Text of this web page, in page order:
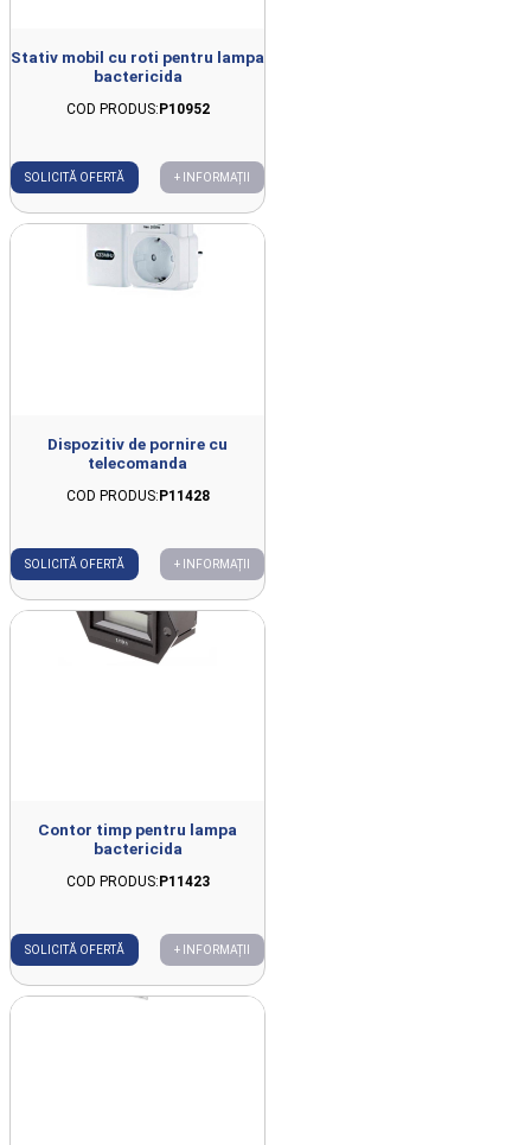
Stativ mobil cu roti pentru lampa
bactericida
COD PRODUS: P10952
SOLICITĂ OFERTĂ + INFORMAȚII
Dispozitiv de pornire cu
telecomanda
COD PRODUS:P11428
SOLICITĂ OFERTĂ + INFORMAȚII
Contor timp pentru lampa
bactericida
COD PRODUS: P11423
SOLICITĂ OFERTĂ + INFORMAȚII